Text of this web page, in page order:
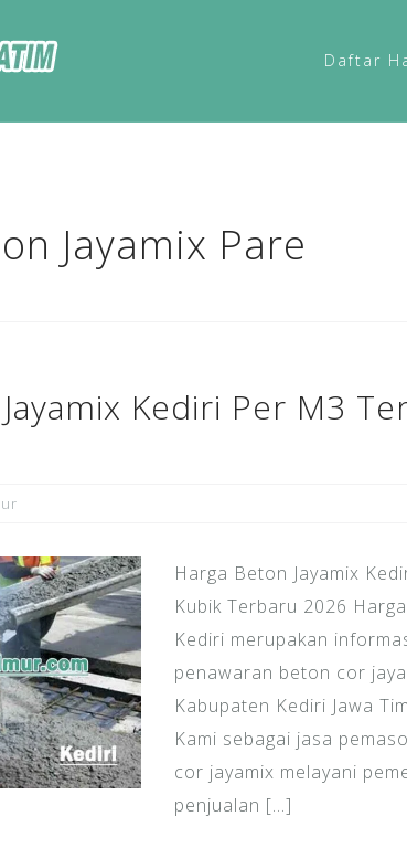
Daftar
Jayamix Pare
Kediri Per M3
Harga Beton Jayamix
Kubik Terbaru 2026
Kediri merupakan
penawaran beton cor
Kabupaten Kediri Jawa
Kami sebagai jasa
cor jayamix melayani
penjualan […]